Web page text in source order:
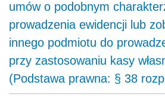
umów o podobnym
prowadzenia ewidencji lub
innego podmiotu do
przy zastosowaniu kasy
(Podstawa prawna: § 38